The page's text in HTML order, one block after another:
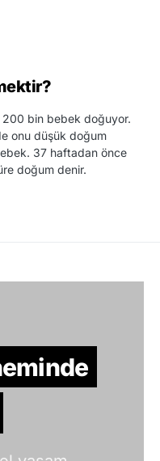
200 bin bebek doğuyor.
onu düşük doğum
37 haftadan önce
doğum denir.